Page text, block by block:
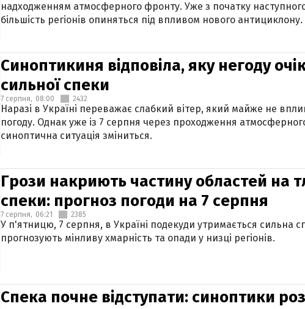
надходженням атмосферного фронту. Уже з початку
більшість регіонів опиняться під впливом нового антициклону.
Синоптикиня відповіла, яку негоду
сильної спеки
7 серпня, 08:00 2432
Наразі в Україні переважає слабкий вітер, який майже не
погоду. Однак уже із 7 серпня через проходження
синоптична ситуація зміниться.
Грози накриють частину областей на
спеки: прогноз погоди на 7 серпня
7 серпня, 06:21 2385
У п'ятницю, 7 серпня, в Україні подекуди утримається сильна
прогнозують мінливу хмарність та опади у низці регіонів.
Спека почне відступати: синоптики